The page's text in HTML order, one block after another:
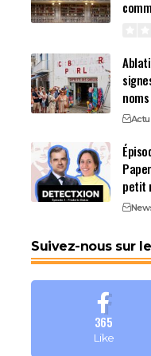
petit
Suivez-nous sur
365
Like